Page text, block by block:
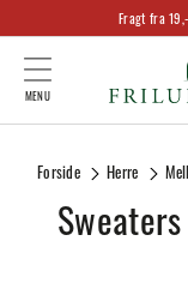
Fragt fra 19,-
Forside Herre